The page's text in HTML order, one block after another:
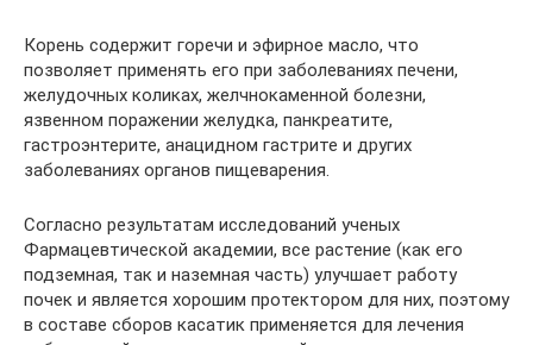
Корень содержит горечи и эфирное масло, что
позволяет применять его при заболеваниях печени,
желудочных коликах, желчнокаменной болезни,
язвенном поражении желудка, панкреатите,
гастроэнтерите, анацидном гастрите и других
заболеваниях органов пищеварения.
Согласно результатам исследований ученых
Фармацевтической академии, все растение (как его
подземная, так и наземная часть) улучшает работу
почек и является хорошим протектором для них, поэтому
в составе сборов касатик применяется для лечения